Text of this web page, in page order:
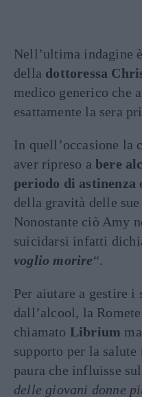
Nell’ultima indagine
della dottoressa
medico generico che
esattamente la sera
In quell’occasione la
aver ripreso a bere
periodo di astinenza
della gravità delle
Nonostante ciò Amy
suicidarsi infatti
voglio morire“.
Per aiutare a gestire
dall’alcool, la
chiamato Librium
supporto per la salute
paura che influisse
delle giovani donne